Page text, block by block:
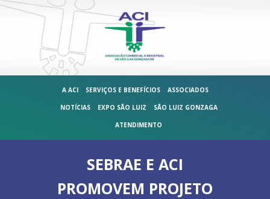
A ACI SERVIÇOS E BENEFÍCIOS ASSOCIADOS
NOTÍCIAS EXPO SÃO LUIZ SÃO LUIZ GONZAGA
ATENDIMENTO
SEBRAE E ACI
PROMOVEM PROJETO